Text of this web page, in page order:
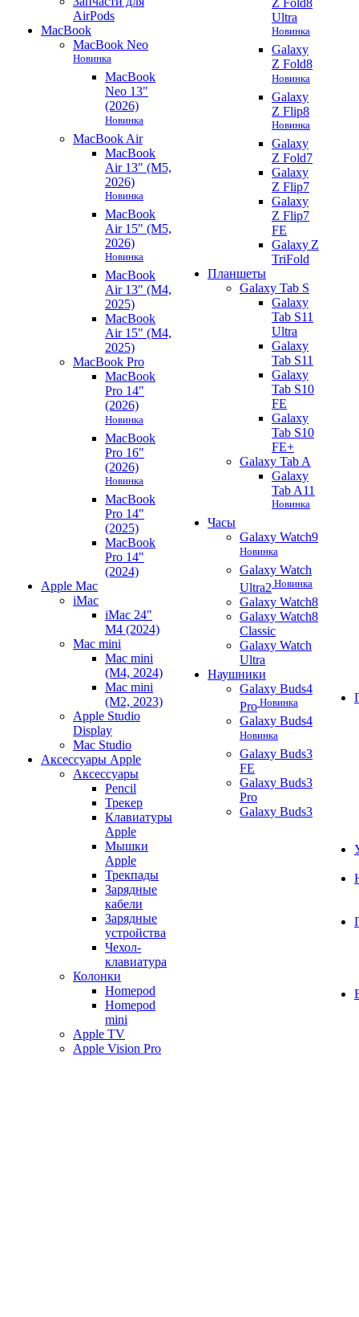
AirPods
MacBook
MacBook Neo
Новинка
MacBook
Neo 13"
(2026)
Новинка
MacBook Air
MacBook
Air 13" (M5,
2026)
Новинка
MacBook
Air 15" (M5,
2026)
Новинка
MacBook
Air 13" (M4,
2025)
MacBook
Air 15" (M4,
2025)
MacBook Pro
MacBook
Pro 14"
(2026)
Новинка
MacBook
Pro 16"
(2026)
Новинка
MacBook
Pro 14"
(2025)
MacBook
Pro 14"
(2024)
Apple Mac
iMac
iMac 24"
M4 (2024)
Mac mini
Mac mini
(M4, 2024)
Mac mini
(M2, 2023)
Apple Studio
Display
Mac Studio
Аксессуары Apple
Аксессуары
Pencil
Трекер
Клавиатуры
Apple
Мышки
Apple
Трекпады
Зарядные
кабели
Зарядные
устройства
Чехол-
клавиатура
Колонки
Homepod
Homepod
mini
Apple TV
Apple Vision Pro
Z Fold8
Ultra
Новинка
Galaxy
Z Fold8
Новинка
Galaxy
Z Flip8
Новинка
Galaxy
Z Fold7
Galaxy
Z Flip7
Galaxy
Z Flip7
FE
Galaxy Z
TriFold
Планшеты
Galaxy Tab S
Galaxy
Tab S11
Ultra
Galaxy
Tab S11
Galaxy
Tab S10
FE
Galaxy
Tab S10
FE+
Galaxy Tab A
Galaxy
Tab A11
Новинка
Часы
Galaxy Watch9
Новинка
Galaxy Watch
Ultra2 Новинка
Galaxy Watch8
Galaxy Watch8
Classic
Galaxy Watch
Ultra
Наушники
Galaxy Buds4
Pro Новинка
Galaxy Buds4
Новинка
Galaxy Buds3
FE
Galaxy Buds3
Pro
Galaxy Buds3